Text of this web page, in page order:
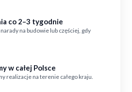
co 2–3 tygodnie
na budowie lub częściej, gdy
w całej Polsce
realizacje na terenie całego kraju.